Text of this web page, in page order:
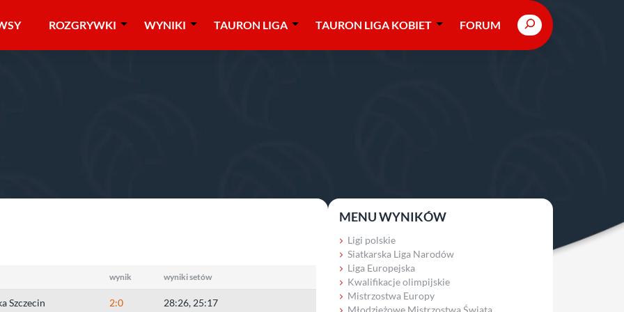
ROZGRYWKI WYNIKI TAURON LIGA TAURON LIGA KOBIET FORUM Search
wynik wyniki setów
Szczecin 2:0 28:26, 25:17
MENU WYNIKÓW
Ligi polskie
Siatkarska Liga Narodów
Liga Europejska
Kwalifikacje olimpijskie
Mistrzostwa Europy